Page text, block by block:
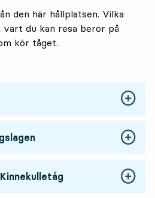
den här hållplatsen. Vilka
du kan resa beror på
kör tåget.